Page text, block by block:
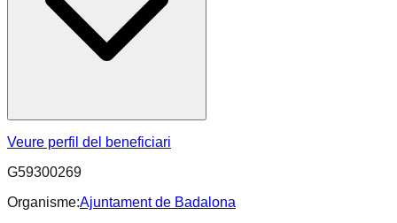
Veure perfil del beneficiari
G59300269
Organisme:Ajuntament de Badalona